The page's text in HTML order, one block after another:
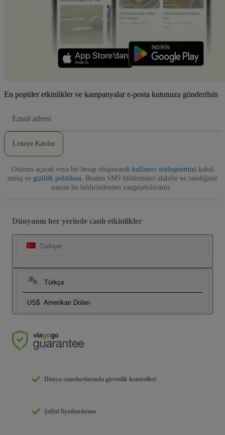
En popüler etkinlikler ve kampanyalar e-posta kutunuza gönderilsin
posta
Listeye Katılın
Oturum açarak veya bir hesap oluşturarak kullanıcı sözleşmemizi kabul
etmiş ve gizlilik politikası . Bizden SMS bildirimleri alabilir ve istediğiniz
zaman bu bildirimlerden vazgeçebilirsiniz.
Dünyanın her yerinde canlı etkinlikler
Türkiye
Türkçe
US$ Amerikan Doları
Dünya standartlarında güvenlik kontrolleri
Şeffaf fiyatlandırma